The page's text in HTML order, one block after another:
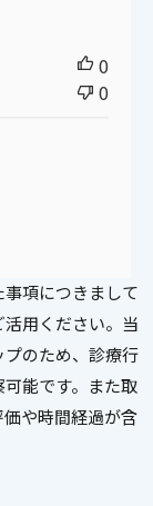
0
0
項につきまして
用ください。当
のため、診療行
能です。また取
や時間経過が含